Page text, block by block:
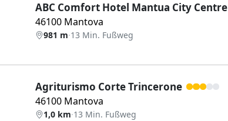
ABC Comfort Hotel Mantua City Centre
46100 Mantova
981 m·13 Min. Fußweg
Agriturismo Corte Trincerone
46100 Mantova
1,0 km·13 Min. Fußweg